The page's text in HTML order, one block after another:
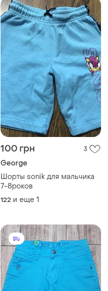
100 грн 3
George
Шорты sonik для мальчика
7-8роков
122 и еще 1